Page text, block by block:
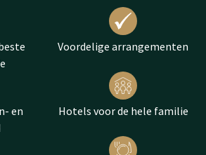
Voordelige arrangementen
en
Hotels voor de hele familie